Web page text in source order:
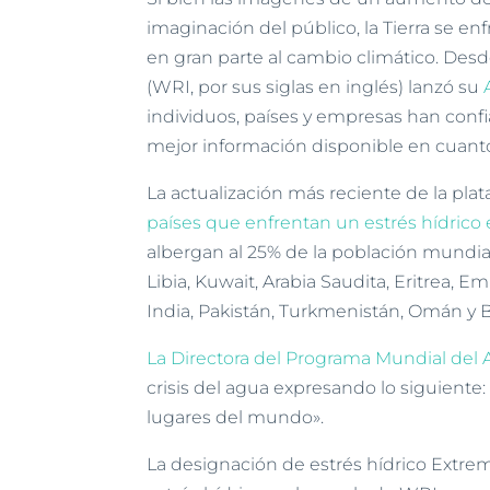
imaginación del público, la Tierra se
en gran parte al cambio climático.
(WRI, por sus siglas en inglés) lanzó su
individuos, países y empresas han
mejor información disponible en
La actualización más reciente de la
países que enfrentan un estrés
albergan al 25% de la población
Libia, Kuwait, Arabia Saudita, Eritrea,
India, Pakistán, Turkmenistán, Omán y
La Directora del Programa Mundial del
crisis del agua expresando lo
lugares del mundo».
La designación de estrés hídrico